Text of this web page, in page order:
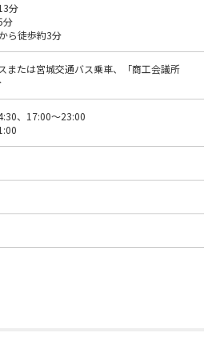
分
分
ら徒歩約3分
または宮城交通バス乗車、「商工会議所
、17:00〜23:00